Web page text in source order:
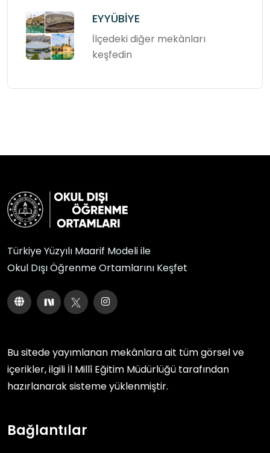
EYYÜBİYE
İlçedeki diğer mekânları
keşfedin
Türkiye Yüzyılı Maarif Modeli ile
Okul Dışı Öğrenme Ortamlarını Keşfet
Bu sitede yayımlanan mekânlara ait tüm görsel ve
içerikler, ilgili İl Millî Eğitim Müdürlüğü tarafından
hazırlanarak sisteme yüklenmiştir.
Bağlantılar